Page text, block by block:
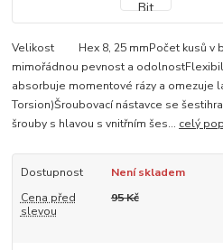
Velikost Hex 8, 25 mmPočet kusů v
mimořádnou pevnost a
absorbuje momentové rázy a omezuje
Torsion)Šroubovací nástavce se
šrouby s hlavou s vnitřním šes... celý
Dostupnost
Není skladem
Cena před
slevou
95 Kč